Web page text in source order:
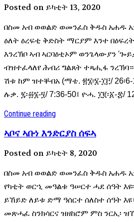
Posted on ይካቲት 13, 2020
በስመ አብ ወወልድ ወመንፈስ ቅዱስ አሐዱ
ዕለት ዕረፍቲ ቅድስት ማርያም እንተ በዕፍረት
እንረኽቦ ኣብ ኣርባዕቲኦም ወንጌላውያን
ብዝተፈላለየ ሕብሪ ግልጸት ተጻሒፋ
ሽቱ ከም ዝተቐብአ (ማቴ. ፳፮፡፮-፲፫/ 26፡6-
ሉቃ. ፯፡፴፮-፶/ 7:36-50፤ ዮሓ. ፲፪፡፩-፰/
Continue reading
ኣቦና ኣቡነ እንድርያስ ሰፍኣ
Posted on ይካቲት 8, 2020
በስመ አብ ወወልድ ወመንፈስ ቅዱስ አሐዱ
የካቲት ወርኂ መዓልቱ ዓሠርተ ሓደ ሰዓት
ይኸይድ ለይቱ ድማ ዓሰርተ ሰለስተ ሰዓት
መጽሓፈ ስንክሳርና ዝዘከሮም ምስ ንርኢ፡